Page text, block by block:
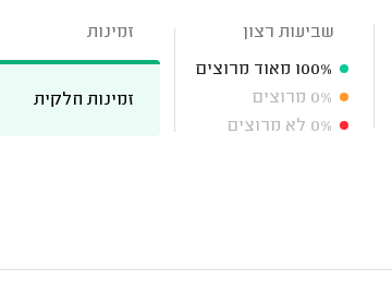
שביעות רצון
100% מאוד מרוצים
0% מרוצים
0% לא מרוצים
זמינות
זמינות חלקית